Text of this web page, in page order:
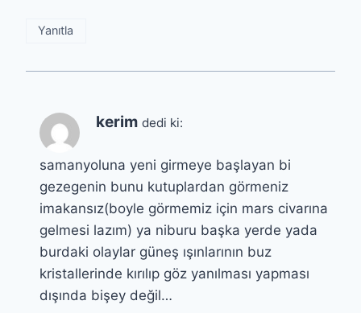
Yanıtla
kerim dedi ki:
samanyoluna yeni girmeye başlayan bi
gezegenin bunu kutuplardan görmeniz
imakansız(boyle görmemiz için mars civarına
gelmesi lazım) ya niburu başka yerde yada
burdaki olaylar güneş ışınlarının buz
kristallerinde kırılıp göz yanılması yapması
dışında bişey değil…